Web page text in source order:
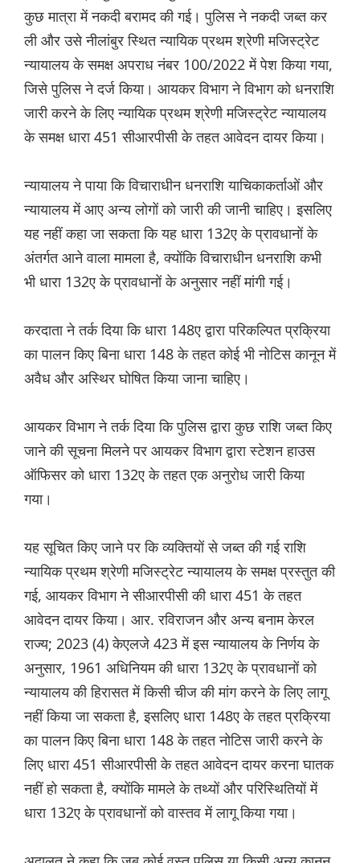
कुछ मात्रा में नकदी बरामद की गई। पुलिस ने नकदी जब्त कर
ली और उसे नीलांबुर स्थित न्यायिक प्रथम श्रेणी मजिस्ट्रेट
न्यायालय के समक्ष अपराध नंबर 100/2022 में पेश किया गया,
जिसे पुलिस ने दर्ज किया। आयकर विभाग ने विभाग को धनराशि
जारी करने के लिए न्यायिक प्रथम श्रेणी मजिस्ट्रेट न्यायालय
के समक्ष धारा 451 सीआरपीसी के तहत आवेदन दायर किया।
न्यायालय ने पाया कि विचाराधीन धनराशि याचिकाकर्ताओं और
न्यायालय में आए अन्य लोगों को जारी की जानी चाहिए। इसलिए
यह नहीं कहा जा सकता कि यह धारा 132ए के प्रावधानों के
अंतर्गत आने वाला मामला है, क्योंकि विचाराधीन धनराशि कभी
भी धारा 132ए के प्रावधानों के अनुसार नहीं मांगी गई।
करदाता ने तर्क दिया कि धारा 148ए द्वारा परिकल्पित प्रक्रिया
का पालन किए बिना धारा 148 के तहत कोई भी नोटिस कानून में
अवैध और अस्थिर घोषित किया जाना चाहिए।
आयकर विभाग ने तर्क दिया कि पुलिस द्वारा कुछ राशि जब्त किए
जाने की सूचना मिलने पर आयकर विभाग द्वारा स्टेशन हाउस
ऑफिसर को धारा 132ए के तहत एक अनुरोध जारी किया
गया।
यह सूचित किए जाने पर कि व्यक्तियों से जब्त की गई राशि
न्यायिक प्रथम श्रेणी मजिस्ट्रेट न्यायालय के समक्ष प्रस्तुत की
गई, आयकर विभाग ने सीआरपीसी की धारा 451 के तहत
आवेदन दायर किया। आर. रविराजन और अन्य बनाम केरल
राज्य; 2023 (4) केएलजे 423 में इस न्यायालय के निर्णय के
अनुसार, 1961 अधिनियम की धारा 132ए के प्रावधानों को
न्यायालय की हिरासत में किसी चीज की मांग करने के लिए लागू
नहीं किया जा सकता है, इसलिए धारा 148ए के तहत प्रक्रिया
का पालन किए बिना धारा 148 के तहत नोटिस जारी करने के
लिए धारा 451 सीआरपीसी के तहत आवेदन दायर करना घातक
नहीं हो सकता है, क्योंकि मामले के तथ्यों और परिस्थितियों में
धारा 132ए के प्रावधानों को वास्तव में लागू किया गया।